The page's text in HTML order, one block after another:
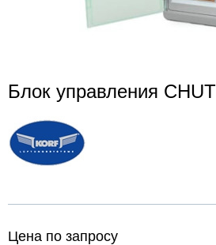
Блок управления
Цена по запросу